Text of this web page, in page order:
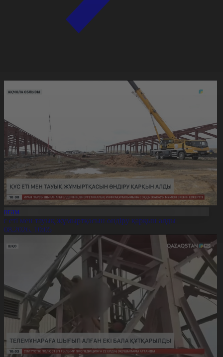
еті мен тауық жұмыртқасын өндіру қарқын алды
10:05